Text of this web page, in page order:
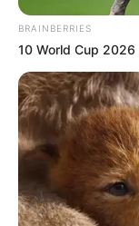
BRAINBERRIES
10 World Cup 2026